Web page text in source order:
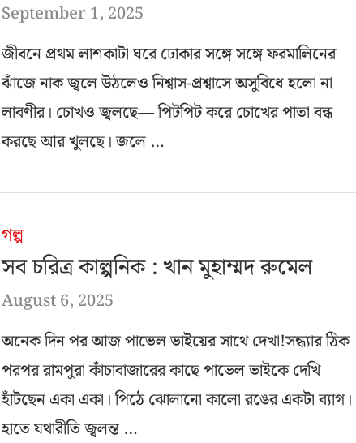
September 1, 2025
জীবনে প্রথম লাশকাটা ঘরে ঢোকার সঙ্গে সঙ্গে ফরমালিনের
ঝাঁজে নাক জ্বলে উঠলেও নিশ্বাস-প্রশ্বাসে অসুবিধে হলো না
লাবণীর। চোখও জ্বলছে— পিটপিট করে চোখের পাতা বন্ধ
করছে আর খুলছে। জলে …
গল্প
সব চরিত্র কাল্পনিক : খান মুহাম্মদ রুমেল
August 6, 2025
অনেক দিন পর আজ পাভেল ভাইয়ের সাথে দেখা!সন্ধ্যার ঠিক
পরপর রামপুরা কাঁচাবাজারের কাছে পাভেল ভাইকে দেখি
হাঁটছেন একা একা। পিঠে ঝোলানো কালো রঙের একটা ব্যাগ।
হাতে যথারীতি জ্বলন্ত …